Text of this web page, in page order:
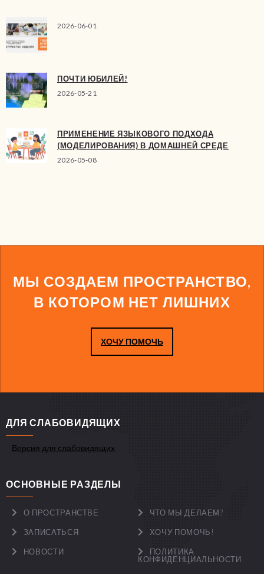
2026-06-01
ПОЧТИ ЮБИЛЕЙ!
2026-05-21
ПРИМЕНЕНИЕ ЯЗЫКОВОГО ПОДХОДА
(МОДЕЛИРОВАНИЯ) В ДОМАШНЕЙ СРЕДЕ
2026-05-08
МЫ СОЗДАЕМ ПРОСТРАНСТВО,
В КОТОРОМ НЕТ ЛИШНИХ
ХОЧУ ПОМОЧЬ
ДЛЯ СЛАБОВИДЯЩИХ
Версия для слабовидящих
ОСНОВНЫЕ РАЗДЕЛЫ
О ПРОСТРАНСТВЕ ЧТО МЫ ДЕЛАЕМ?
ЗАПИСАТЬСЯ ХОЧУ ПОМОЧЬ!
НОВОСТИ
ПОЛИТИКА
КОНФИДЕНЦИАЛЬНОСТИ